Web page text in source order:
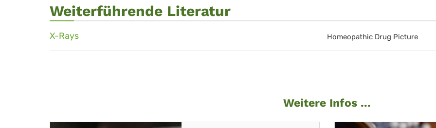
Weiterführende Literatur
X-Rays Homeopathic Drug Picture
Weitere Infos ...